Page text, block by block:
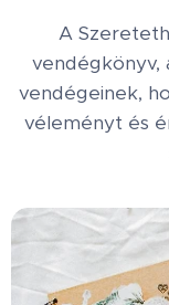
A
vendégkönyv,
vendégeinek,
véleményt és